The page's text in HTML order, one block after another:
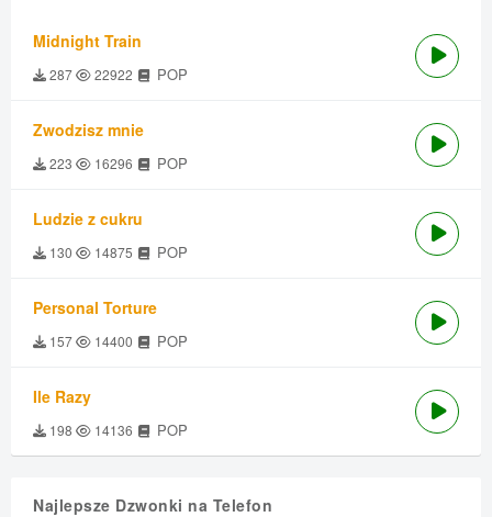
Midnight Train
287 22922 POP
Zwodzisz mnie
223 16296 POP
Ludzie z cukru
130 14875 POP
Personal Torture
157 14400 POP
Ile Razy
198 14136 POP
Najlepsze Dzwonki na Telefon